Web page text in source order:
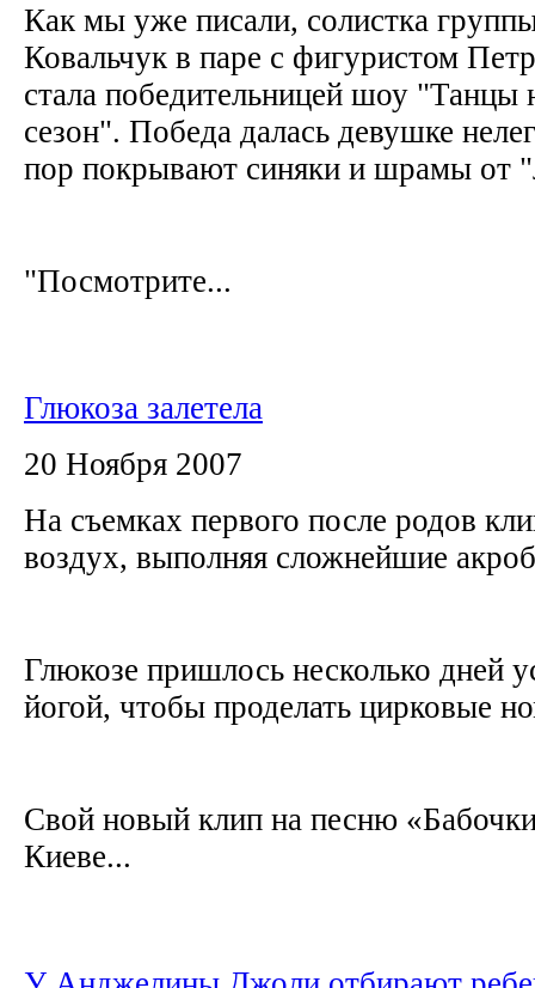
Как мы уже писали, солистка
Ковальчук в паре с фигуристом
стала победительницей шоу "Танцы
сезон". Победа далась девушке
пор покрывают синяки и шрамы от
"Посмотрите...
Глюкоза залетела
20 Ноября 2007
На съемках первого после родов
воздух, выполняя сложнейшие
Глюкозе пришлось несколько дней
йогой, чтобы проделать цирковые
Свой новый клип на песню
Киеве...